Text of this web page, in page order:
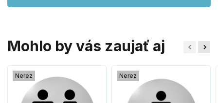
Mohlo by vás zaujať aj
Nerez Nerez